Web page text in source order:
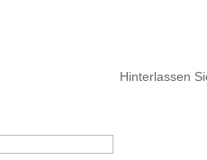
Hinterlassen